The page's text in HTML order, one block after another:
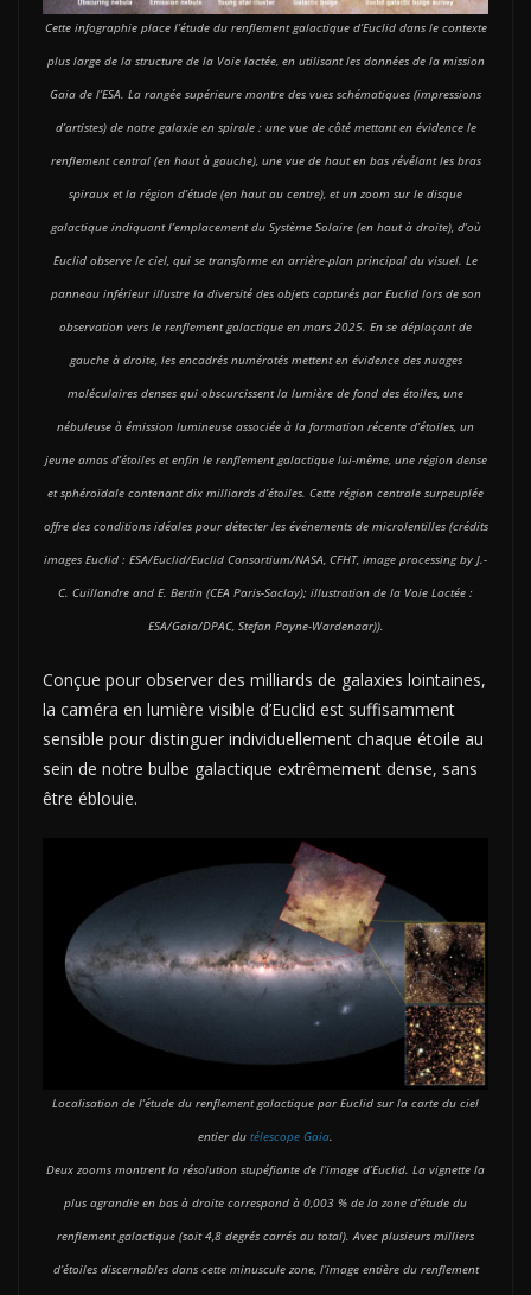
Cette infographie place l’étude du renflement galactique d’Euclid dans le contexte
plus large de la structure de la Voie lactée, en utilisant les données de la mission
Gaia de l’ESA. La rangée supérieure montre des vues schématiques (impressions
d’artistes) de notre galaxie en spirale : une vue de côté mettant en évidence le
renflement central (en haut à gauche), une vue de haut en bas révélant les bras
spiraux et la région d’étude (en haut au centre), et un zoom sur le disque
galactique indiquant l’emplacement du Système Solaire (en haut à droite), d’où
Euclid observe le ciel, qui se transforme en arrière-plan principal du visuel. Le
panneau inférieur illustre la diversité des objets capturés par Euclid lors de son
observation vers le renflement galactique en mars 2025. En se déplaçant de
gauche à droite, les encadrés numérotés mettent en évidence des nuages
moléculaires denses qui obscurcissent la lumière de fond des étoiles, une
nébuleuse à émission lumineuse associée à la formation récente d’étoiles, un
jeune amas d’étoiles et enfin le renflement galactique lui-même, une région dense
et sphéroïdale contenant dix milliards d’étoiles. Cette région centrale surpeuplée
offre des conditions idéales pour détecter les événements de microlentilles (crédits
images Euclid : ESA/Euclid/Euclid Consortium/NASA, CFHT, image processing by J.-
C. Cuillandre and E. Bertin (CEA Paris-Saclay); illustration de la Voie Lactée :
ESA/Gaia/DPAC, Stefan Payne-Wardenaar)).
Conçue pour observer des milliards de galaxies lointaines,
la caméra en lumière visible d’Euclid est suffisamment
sensible pour distinguer individuellement chaque étoile au
sein de notre bulbe galactique extrêmement dense, sans
être éblouie.
Localisation de l’étude du renflement galactique par Euclid sur la carte du ciel
entier du télescope Gaia
Deux zooms montrent la résolution stupéfiante de l’image d’Euclid. La vignette la
plus agrandie en bas à droite correspond à 0,003 % de la zone d’étude du
renflement galactique (soit 4,8 degrés carrés au total). Avec plusieurs milliers
d’étoiles discernables dans cette minuscule zone, l’image entière du renflement